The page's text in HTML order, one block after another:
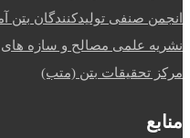
انجمن صنفی تولیدکنندگان بتن
نشریه علمی مصالح و سازه های
مرکز تحقیقات بتن (متب)
منابع